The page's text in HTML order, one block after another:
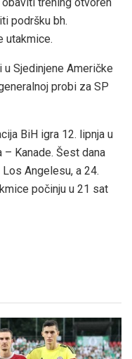
podršku bh.
utakmice.
Sjedinjene Američke
probi za SP
BiH igra 12. lipnja u
Kanade. Šest dana
Angelesu, a 24.
počinju u 21 sat